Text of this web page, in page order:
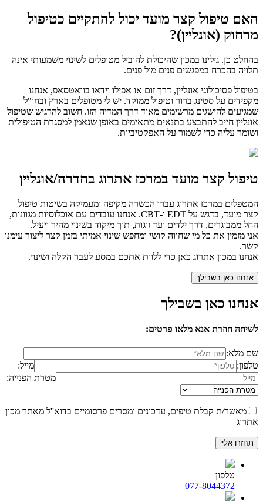
האם טיפול קצר מועד יכול להתקיים כטיפול
מרחוק (אונליין)?
בהחלט כן. גילינו במכון שהיכולת להוביל מטופלים לשינוי משמעותי אינה
תלויה בהכרח במפגשים פנים מול פנים.
בטיפול פסיכולוגי אונליין, דרך זום או אפילו וידאו בוואטסאפ, אנחנו
מקפידים על סטינג ברור וטיפול ממוקד. יש לי מטופלים בארץ ובחו"ל
שמגיעים להישגים מרשימים מאוד דרך המדיה הזו. חשוב להדגיש שטיפול
אונליין חייב להתבצע בתנאים מתאימים באופן שנאמן למסגרת הטיפולית
ושומר עליה כדי לשמור על האפקטיביות.
טיפול קצר מועד במרכז אתרוג בחדרה/אונליין
המטפלים במרכז אתרוג עברו הכשרה מקיפה ומעמיקה בשיטות טיפול
קצר מועד, בדגש על EDT ו-CBT. אנחנו עובדים עם אוכלוסיות מגוונות,
החל ממבוגרים, דרך ילדים ועד זוגות, תוך מיקוד בשינוי מהיר ויעיל.
אני מזמין את כל מי שחווה קושי ומחפש שינוי אמיתי בזמן קצר ליצור עימנו
קשר.
אנחנו במכון אתרוג כאן כדי ללוות אתכם במסע לעבר הקלה ושינוי.
אנחנו כאן בשבילך
אנחנו כאן בשבילך
לשיחה חוזרת אנא מלאו פרטים:
שם מלא:
טלפון:
מייל:
מטרת הפנייה:
מאשר/ת קבלת טיפים, עדכונים ומסרים פרסומיים בדוא''ל מאתר מכון
אתרוג
טלפון
077-8044372